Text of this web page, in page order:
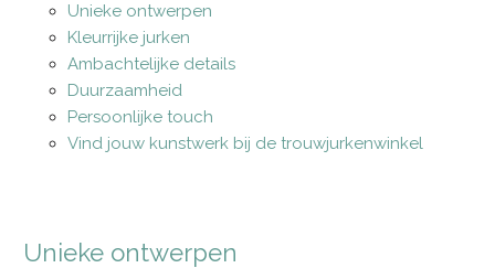
Unieke ontwerpen
Kleurrijke jurken
Ambachtelijke details
Duurzaamheid
Persoonlijke touch
Vind jouw kunstwerk bij de trouwjurkenwinkel
Unieke ontwerpen